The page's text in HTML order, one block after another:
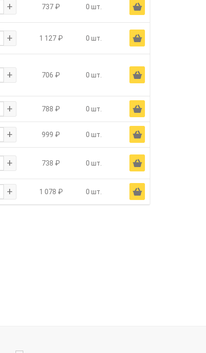
+ 737 ₽ 0 шт. Ä
+ 1 127 ₽ 0 шт. Ä
+ 706 ₽ 0 шт. Ä
+ 788 ₽ 0 шт. Ä
+ 999 ₽ 0 шт. Ä
+ 738 ₽ 0 шт. Ä
+ 1 078 ₽ 0 шт. Ä